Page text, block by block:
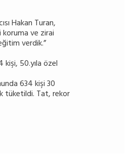
Hakan Turan,
koruma ve zirai
verdik.”
50.yıla özel
634 kişi 30
tüketildi. Tat, rekor